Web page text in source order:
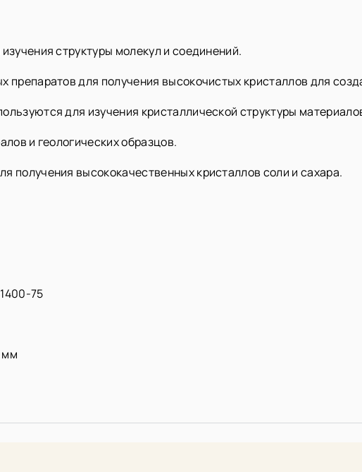
структуры молекул и соединений.
препаратов для получения высокочистых кристаллов для
для изучения кристаллической структуры
и геологических образцов.
получения высококачественных кристаллов соли и сахара.
75
мм